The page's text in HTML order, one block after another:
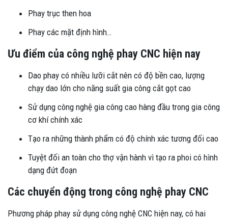
Phay trục then hoa
Phay các mặt định hình…
Ưu điểm của công nghệ phay CNC hiện nay
Dao phay có nhiều lưỡi cắt nên có độ bền cao, lượng
chạy dao lớn cho năng suất gia công cắt gọt cao
Sử dụng công nghệ gia công cao hàng đầu trong gia công
cơ khí chính xác
Tạo ra những thành phẩm có độ chính xác tương đối cao
Tuyệt đối an toàn cho thợ vận hành vì tạo ra phoi có hình
dạng đứt đoạn
Các chuyển động trong công nghệ phay CNC
Phương pháp phay sử dụng công nghệ CNC hiện nay, có hai